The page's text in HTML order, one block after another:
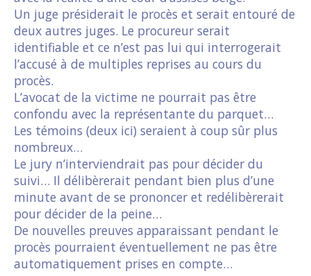
Un juge présiderait le procès et serait entouré de
deux autres juges. Le procureur serait
identifiable et ce n’est pas lui qui interrogerait
l’accusé à de multiples reprises au cours du
procès.
L’avocat de la victime ne pourrait pas être
confondu avec la représentante du parquet…
Les témoins (deux ici) seraient à coup sûr plus
nombreux…
Le jury n’interviendrait pas pour décider du
suivi… Il délibèrerait pendant bien plus d’une
minute avant de se prononcer et redélibèrerait
pour décider de la peine…
De nouvelles preuves apparaissant pendant le
procès pourraient éventuellement ne pas être
automatiquement prises en compte…